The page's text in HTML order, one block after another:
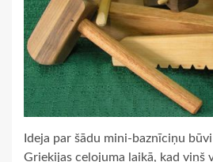
Ideja par šādu mini-baznīciņu
Grieķijas ceļojuma laikā, kad viņš